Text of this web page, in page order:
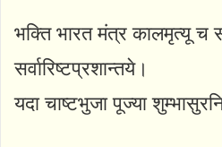
भक्ति भारत मंत्र कालमृत्यू च
सर्वारिष्टप्रशान्तये।
यदा चाष्टभुजा पूज्या